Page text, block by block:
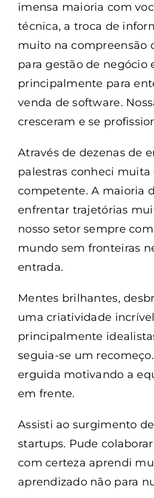
imensa maioria com
técnica, a troca de
muito na compreensão
para gestão de negócio
principalmente para
venda de software.
cresceram e se
Através de dezenas de
palestras conheci muita
competente. A maioria
enfrentar trajetórias
nosso setor sempre
mundo sem fronteiras
entrada.
Mentes brilhantes,
uma criatividade
principalmente
seguia-se um
erguida motivando a
em frente.
Assisti ao surgimento
startups. Pude
com certeza aprendi
aprendizado não para